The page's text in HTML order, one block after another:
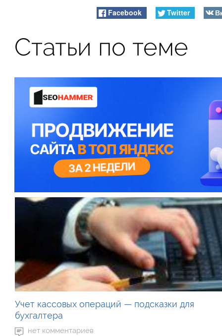
Facebook Twitter
Статьи по теме
Учет кассовых операций — подсказки для
бухгалтера
нет комментариев